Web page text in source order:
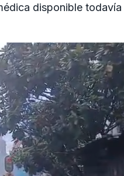
disponible todavía